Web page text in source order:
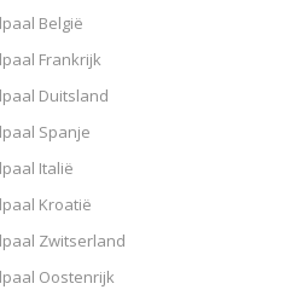
België
Frankrijk
Duitsland
Spanje
Italië
Kroatië
Zwitserland
Oostenrijk